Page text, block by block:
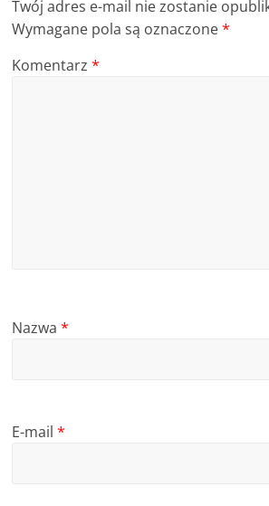
Twój adres e-mail nie zostanie
Wymagane pola są oznaczone*
Komentarz*
Nazwa*
E-mail*